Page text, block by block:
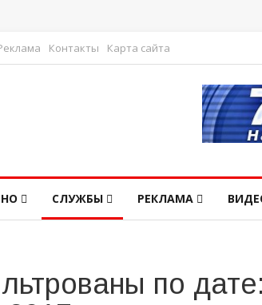
Контакты Карта сайта
СЛУЖБЫ РЕКЛАМА
по дате: